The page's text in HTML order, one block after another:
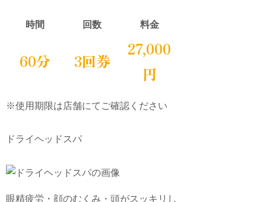
時間 回数 料金
60分 3回券
27,000
円
※使用期限は店舗にてご確認ください
ドライヘッドスパ
眼精疲労・顔のむくみ・頭がスッキリし